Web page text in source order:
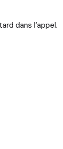
dans l’appel.